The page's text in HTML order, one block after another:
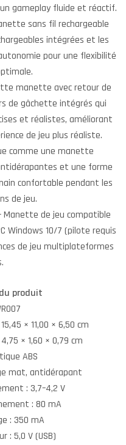
gameplay fluide et réactif.
sans fil rechargeable
intégrées et les
pour une flexibilité
manette avec retour de
de gâchette intégrés qui
et réalistes, améliorant
de jeu plus réaliste.
comme une manette
et une forme
confortable pendant les
de jeu.
de jeu compatible
Windows 10/7 (pilote requis
de jeu multiplateformes
produit
× 11,00 × 6,50 cm
× 1,60 × 0,79 cm
ABS
mat, antidérapant
: 3,7–4,2 V
: 80 mA
: 350 mA
: 5,0 V (USB)